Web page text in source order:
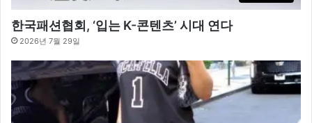
한국패션협회, ‘입는 K-콘텐츠’ 시대 연다
2026년 7월 29일